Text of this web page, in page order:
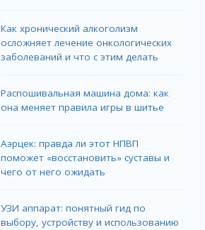
Как хронический алкоголизм
осложняет лечение онкологических
заболеваний и что с этим делать
Распошивальная машина дома: как
она меняет правила игры в шитье
Аэрцек: правда ли этот НПВП
поможет «восстановить» суставы и
чего от него ожидать
УЗИ аппарат: понятный гид по
выбору, устройству и использованию